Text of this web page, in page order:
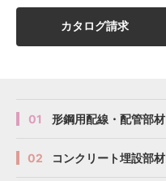
カタログ請求
01 形鋼用配線・配管部材
02 コンクリート埋設部材